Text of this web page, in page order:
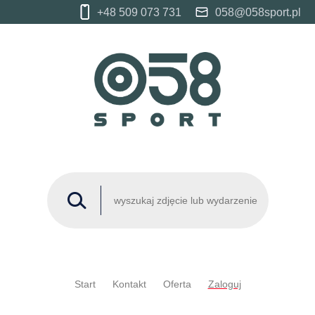
+48 509 073 731 058@058sport.pl
Start Kontakt Oferta Zaloguj